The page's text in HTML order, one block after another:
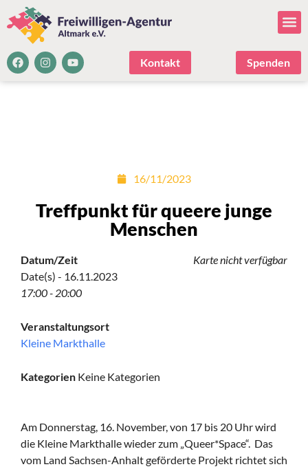
Kontakt Spenden
16/11/2023
Treffpunkt für queere junge
Menschen
Karte nicht verfügbar
Datum/Zeit
Date(s) - 16.11.2023
17:00 - 20:00
Veranstaltungsort
Kleine Markthalle
Kategorien Keine Kategorien
Am Donnerstag, 16. November, von 17 bis 20 Uhr wird
die Kleine Markthalle wieder zum „Queer*Space“. Das
vom Land Sachsen-Anhalt geförderte Projekt richtet sich